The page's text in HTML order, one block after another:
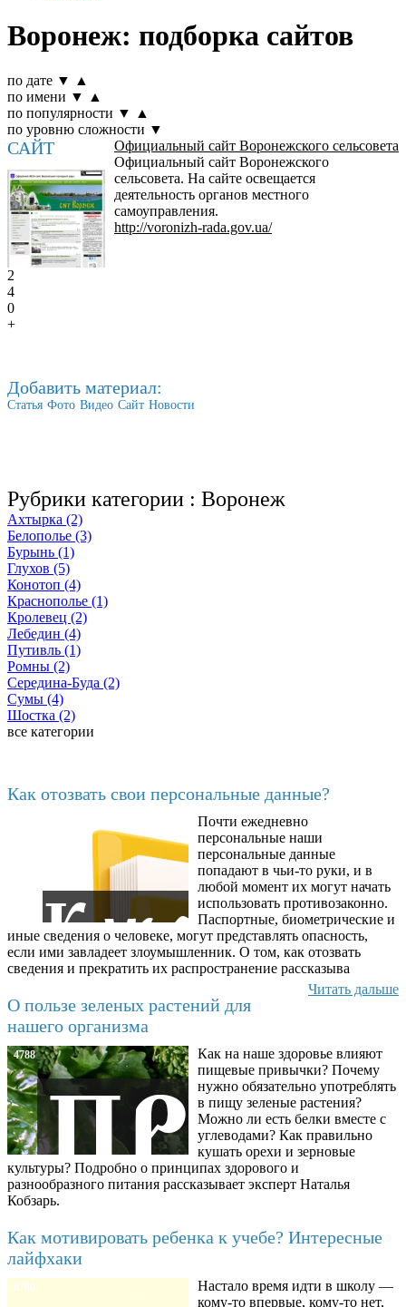
Воронеж: подборка сайтов
по дате ▼
▲
по имени ▼
▲
по популярности ▼
▲
по уровню сложности ▼
САЙТ
Официальный сайт Воронежского сельсовета
Официальный сайт Воронежского
сельсовета. На сайте освещается
деятельность органов местного
самоуправления.
http://voronizh-rada.gov.ua/
2
4
0
+
Добавить материал:
Статья Фото Видео Сайт Новости
Рубрики категории : Воронеж
Ахтырка (2)
Белополье (3)
Бурынь (1)
Глухов (5)
Конотоп (4)
Краснополье (1)
Кролевец (2)
Лебедин (4)
Путивль (1)
Ромны (2)
Середина-Буда (2)
Сумы (4)
Шостка (2)
все категории
Как отозвать свои персональные данные?
Почти ежедневно
персональные наши
персональные данные
попадают в чьи-то руки, и в
любой момент их могут начать
использовать противозаконно.
Паспортные, биометрические и
иные сведения о человеке, могут представлять опасность,
если ими завладеет злоумышленник. О том, как отозвать
сведения и прекратить их распространение рассказыва
Читать дальше
О пользе зеленых растений для
нашего организма
4788
Как на наше здоровье влияют
пищевые привычки? Почему
нужно обязательно употреблять
в пищу зеленые растения?
Можно ли есть белки вместе с
углеводами? Как правильно
кушать орехи и зерновые
культуры? Подробно о принципах здорового и
разнообразного питания рассказывает эксперт Наталья
Кобзарь.
Как мотивировать ребенка к учебе? Интересные
лайфхаки
8780
Настало время идти в школу —
кому-то впервые, кому-то нет,